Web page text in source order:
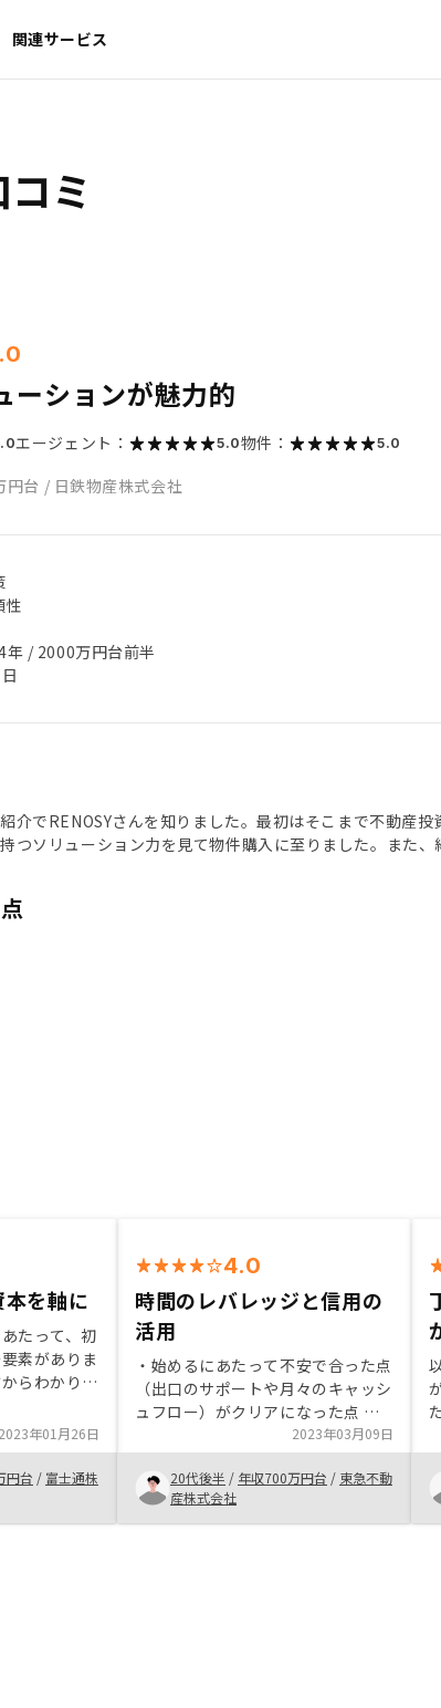
関連サービス
ミ
ーションが魅力的
エージェント： 5.0物件： 5.0
円台 / 日鉄物産株式会社
性
年 / 2000万円台前半
介でRENOSYさんを知りました。最初はそこまで不動産
つソリューション力を見て物件購入に至りました。また、
を軸に
たって、初
素がありま
らわかりや
回は担当営
がら、不動
いました。
2023年01月26日
円台 / 富士通株
4.0
時間のレバレッジと信用の
活用
・始めるにあたって不安で合った点
（出口のサポートや月々のキャッシ
ュフロー）がクリアになった点 ・
他の投資商品と比べて、不動産投資
の利点（信用の活用）がよくわかっ
た点 ・契約までの手続きに関し
て、対面での手続きが最低限で、効
率的かつスムーズで合った点売却時
2023年03月09日
20代後半 / 年収700万円台 / 東急不動
産株式会社